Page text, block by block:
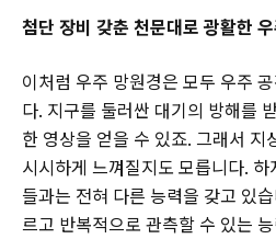
첨단 장비 갖춘 천문대로 광활한
이처럼 우주 망원경은 모두 우주
다. 지구를 둘러싼 대기의 방해를
한 영상을 얻을 수 있죠. 그래서 지
시시하게 느껴질지도 모릅니다.
들과는 전혀 다른 능력을 갖고 있
르고 반복적으로 관측할 수 있는